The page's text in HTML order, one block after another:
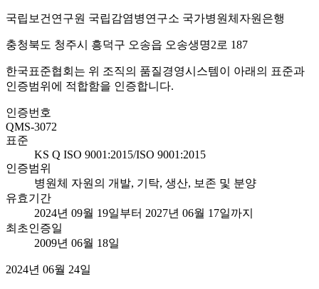
국립보건연구원 국립감염병연구소 국가병원체자원은행
충청북도 청주시 흥덕구 오송읍 오송생명2로 187
한국표준협회는 위 조직의 품질경영시스템이 아래의 표준과
인증범위에 적합함을 인증합니다.
인증번호
QMS-3072
표준
KS Q ISO 9001:2015/ISO 9001:2015
인증범위
병원체 자원의 개발, 기탁, 생산, 보존 및 분양
유효기간
2024년 09월 19일부터 2027년 06월 17일까지
최초인증일
2009년 06월 18일
2024년 06월 24일